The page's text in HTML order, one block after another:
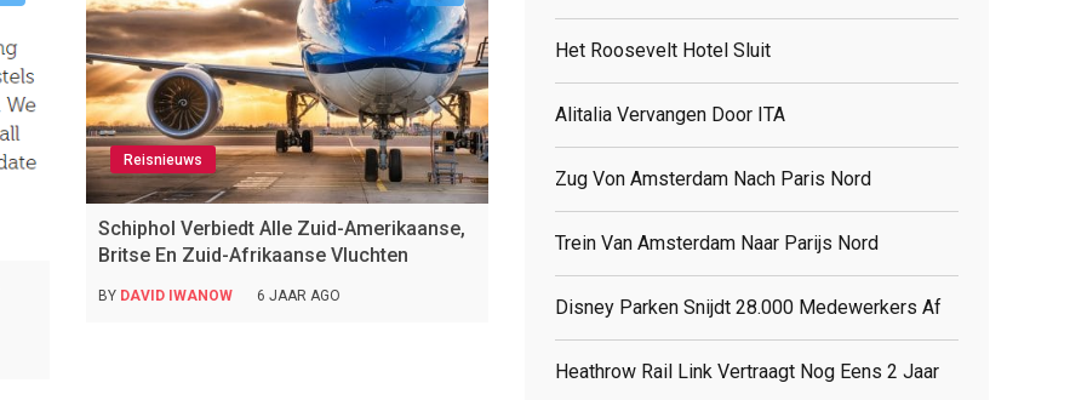
Reisnieuws
Schiphol Verbiedt Alle Zuid-Amerikaanse,
Britse En Zuid-Afrikaanse Vluchten
BY DAVID IWANOW 6 JAAR AGO
Het Roosevelt Hotel Sluit
Alitalia Vervangen Door ITA
Zug Von Amsterdam Nach Paris Nord
Trein Van Amsterdam Naar Parijs Nord
Disney Parken Snijdt 28.000 Medewerkers Af
Heathrow Rail Link Vertraagt Nog Eens 2 Jaar